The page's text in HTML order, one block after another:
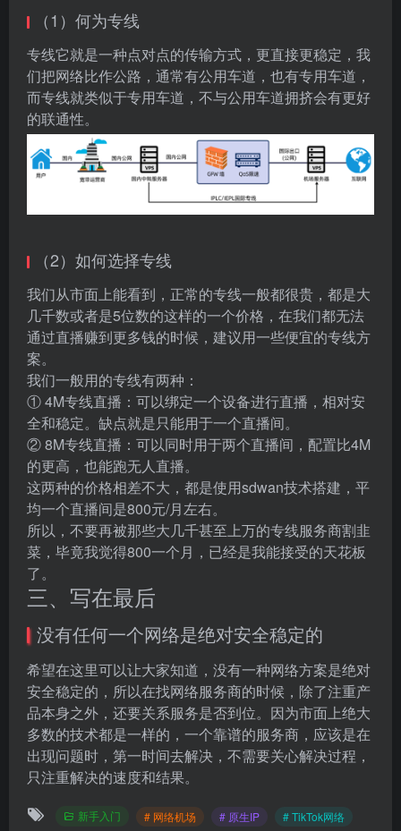
（1）何为专线
专线它就是一种点对点的传输方式，更直接更稳定，我
们把网络比作公路，通常有公用车道，也有专用车道，
而专线就类似于专用车道，不与公用车道拥挤会有更好
的联通性。
（2）如何选择专线
我们从市面上能看到，正常的专线一般都很贵，都是大
几千数或者是5位数的这样的一个价格，在我们都无法
通过直播赚到更多钱的时候，建议用一些便宜的专线方
案。
我们一般用的专线有两种：
① 4M专线直播：可以绑定一个设备进行直播，相对安
全和稳定。缺点就是只能用于一个直播间。
② 8M专线直播：可以同时用于两个直播间，配置比4M
的更高，也能跑无人直播。
这两种的价格相差不大，都是使用sdwan技术搭建，平
均一个直播间是800元/月左右。
所以，不要再被那些大几千甚至上万的专线服务商割韭
菜，毕竟我觉得800一个月，已经是我能接受的天花板
了。
三、写在最后
没有任何一个网络是绝对安全稳定的
希望在这里可以让大家知道，没有一种网络方案是绝对
安全稳定的，所以在找网络服务商的时候，除了注重产
品本身之外，还要关系服务是否到位。因为市面上绝大
多数的技术都是一样的，一个靠谱的服务商，应该是在
出现问题时，第一时间去解决，不需要关心解决过程，
只注重解决的速度和结果。
新手入门 # 网络机场 # 原生IP
# TikTok网络